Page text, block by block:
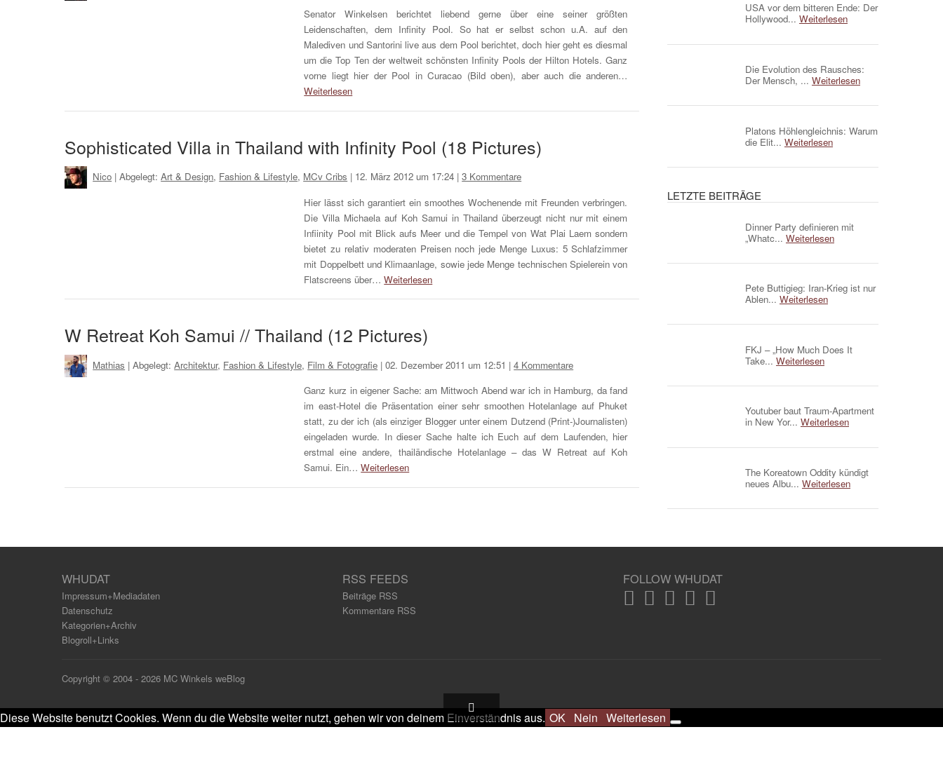
Senator Winkelsen berichtet liebend gerne über eine seiner größten
Leidenschaften, dem Infinity Pool. So hat er selbst schon u.A. auf den
Malediven und Santorini live aus dem Pool berichtet, doch hier geht es diesmal
um die Top Ten der weltweit schönsten Infinity Pools der Hilton Hotels. Ganz
vorne liegt hier der Pool in Curacao (Bild oben), aber auch die anderen…
Weiterlesen
Sophisticated Villa in Thailand with Infinity Pool (18 Pictures)
Nico | Abgelegt:Art & Design, Fashion & Lifestyle, MCv Cribs | 12. März 2012 um 17:24 |3 Kommentare
Hier lässt sich garantiert ein smoothes Wochenende mit Freunden verbringen.
Die Villa Michaela auf Koh Samui in Thailand überzeugt nicht nur mit einem
Infiinity Pool mit Blick aufs Meer und die Tempel von Wat Plai Laem sondern
bietet zu relativ moderaten Preisen noch jede Menge Luxus: 5 Schlafzimmer
mit Doppelbett und Klimaanlage, sowie jede Menge technischen Spielerein von
Flatscreens über…Weiterlesen
W Retreat Koh Samui // Thailand (12 Pictures)
Mathias | Abgelegt:Architektur, Fashion & Lifestyle, Film & Fotografie |02. Dezember 2011 um 12:51 |4 Kommentare
Ganz kurz in eigener Sache: am Mittwoch Abend war ich in Hamburg, da fand
im east-Hotel die Präsentation einer sehr smoothen Hotelanlage auf Phuket
statt, zu der ich (als einziger Blogger unter einem Dutzend (Print-)Journalisten)
eingeladen wurde. In dieser Sache halte ich Euch auf dem Laufenden, hier
erstmal eine andere, thailändische Hotelanlage – das W Retreat auf Koh
Samui. Ein…Weiterlesen
USA vor dem bitteren Ende: Der
Hollywood... Weiterlesen
Die Evolution des Rausches:
Der Mensch, ... Weiterlesen
Platons Höhlengleichnis: Warum
die Elit... Weiterlesen
LETZTE BEITRÄGE
Dinner Party definieren mit
„Whatc... Weiterlesen
Pete Buttigieg: Iran-Krieg ist nur
Ablen... Weiterlesen
FKJ – „How Much Does It
Take... Weiterlesen
Youtuber baut Traum-Apartment
in New Yor... Weiterlesen
The Koreatown Oddity kündigt
neues Albu... Weiterlesen
WHUDAT
Impressum+Mediadaten
Datenschutz
Kategorien+Archiv
Blogroll+Links
RSS FEEDS
Beiträge RSS
Kommentare RSS
FOLLOW WHUDAT
Copyright © 2004 - 2026 MC Winkels weBlog
Diese Website benutzt Cookies. Wenn du die Website weiter nutzt, gehen wir von deinem Einverständnis aus. OK Nein Weiterlesen